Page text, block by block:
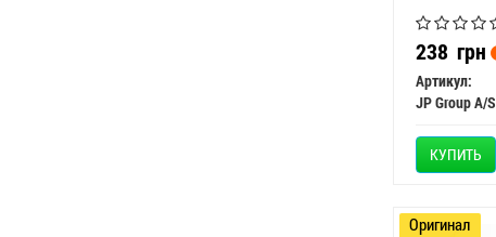
238 грн
Артикул:
JP Group A/S
КУПИТЬ
Оригинал